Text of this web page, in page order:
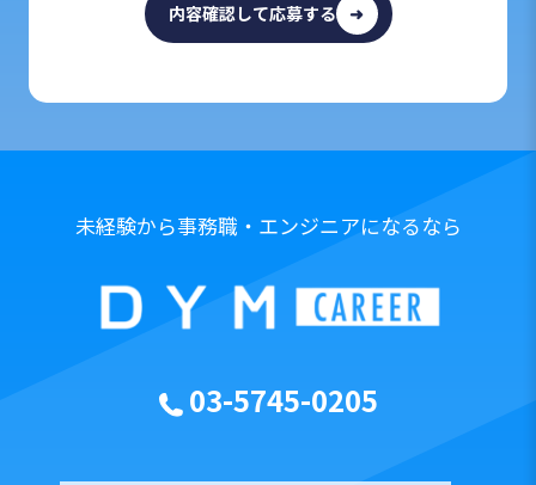
内容確認して応募する ➜
未経験から事務職・エンジニアになるなら
03-5745-0205